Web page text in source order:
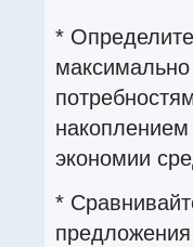
*
экономии
*